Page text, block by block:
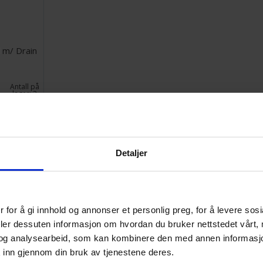
Detaljer
for å gi innhold og annonser et personlig preg, for å levere
dessuten informasjon om hvordan du bruker nettstedet vårt,
analysearbeid, som kan kombinere den med annen
gjennom din bruk av tjenestene deres.
Drain
Antall på
lager:2
miniatyrmaling,
tilpasset både nybegynnere
maling og reservedeler
– alt du trenger for å male
populære airbrush-
for å komme i gang – perfekt for nybegynnere.
enkle modeller til avanserte double-action pistoler fra kjente